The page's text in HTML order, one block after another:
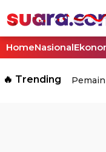
HomeNasional
🔥 Trending